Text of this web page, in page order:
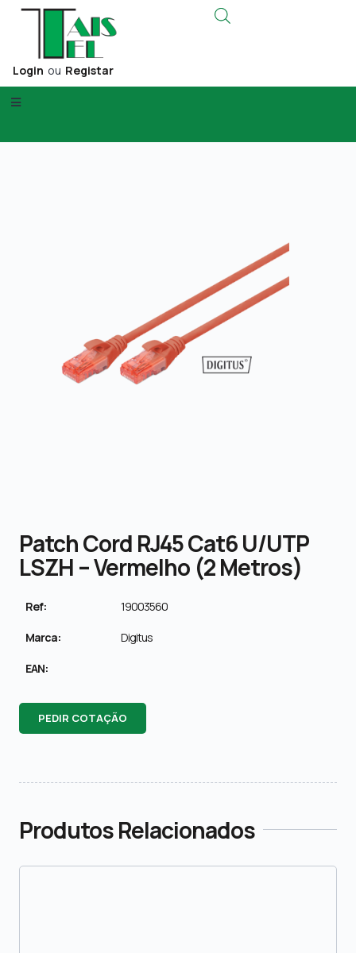
Login ou Registar
Patch Cord RJ45 Cat6 U/UTP
LSZH – Vermelho (2 Metros)
Ref: 19003560
Marca: Digitus
EAN:
PEDIR COTAÇÃO
Produtos Relacionados